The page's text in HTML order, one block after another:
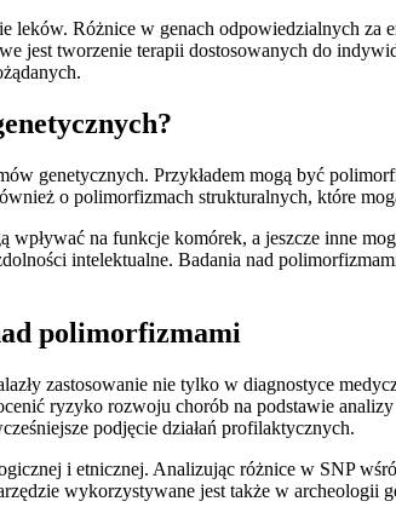
Różnice w genach odpowiedzialnych za
jest tworzenie terapii dostosowanych do
genetycznych. Przykładem mogą być
o polimorfizmach strukturalnych, które
na funkcje komórek, a jeszcze inne
intelektualne. Badania nad
polimorfizmami
zastosowanie nie tylko w diagnostyce
ryzyko rozwoju chorób na podstawie
podjęcie działań profilaktycznych.
i etnicznej. Analizując różnice w SNP
wykorzystywane jest także w archeologii